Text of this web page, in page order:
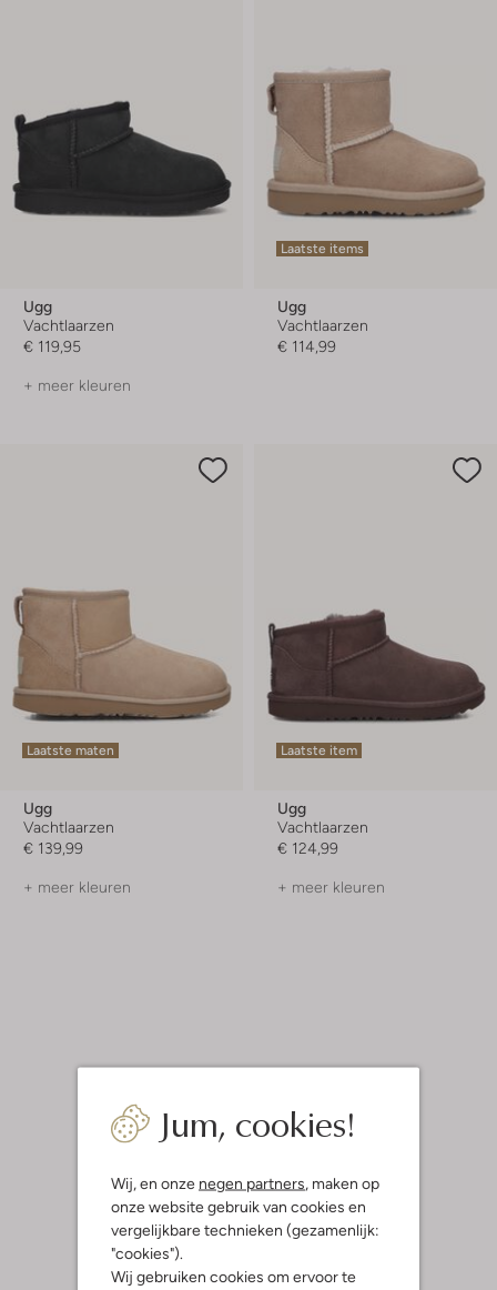
Jum, cookies!
Wij, en onze negen partners, maken op
onze website gebruik van cookies en
vergelijkbare technieken (gezamenlijk:
"cookies").
Wij gebruiken cookies om ervoor te
Ugg
Vachtlaarzen
€ 119,95
+ meer kleuren
Laatste items
Ugg
Vachtlaarzen
€ 114,99
Laatste maten
Ugg
Vachtlaarzen
€ 139,99
+ meer kleuren
Laatste item
Ugg
Vachtlaarzen
€ 124,99
+ meer kleuren